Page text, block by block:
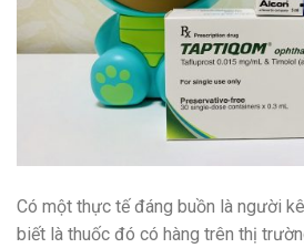
Có một thực tế đáng buồn là người
biết là thuốc đó có hàng trên thị